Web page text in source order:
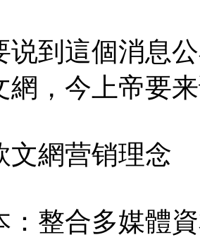
说到這個消息
網，今上帝要
文網营销理念
：整合多媒體